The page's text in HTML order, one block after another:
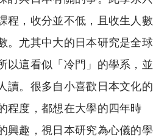
Li
n
k
A
p
p
程，收分並不低，且收生人數
。尤其中大的日本研究是全球
以這看似「冷門」的學系，並
讀。很多自小喜歡日本文化的
程度，都想在大學的四年時
興趣，視日本研究為心儀的學